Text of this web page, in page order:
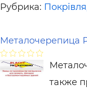
Рубрика:
Металочерепица
также